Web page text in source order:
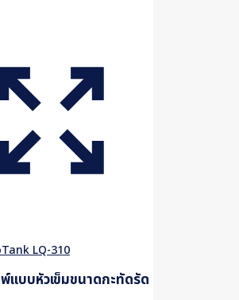
LQ-310
แบบหัวเข็มขนาดกะทัดรัด